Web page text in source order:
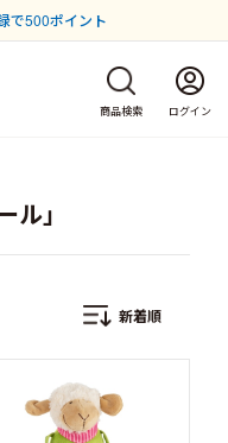
で500ポイント
商品検索 ログイン
」